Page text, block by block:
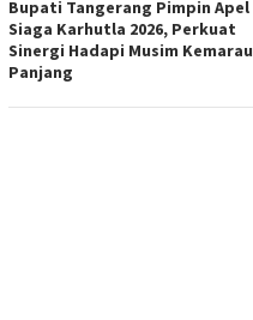
Bupati Tangerang Pimpin Apel
Siaga Karhutla 2026, Perkuat
Sinergi Hadapi Musim Kemarau
Panjang